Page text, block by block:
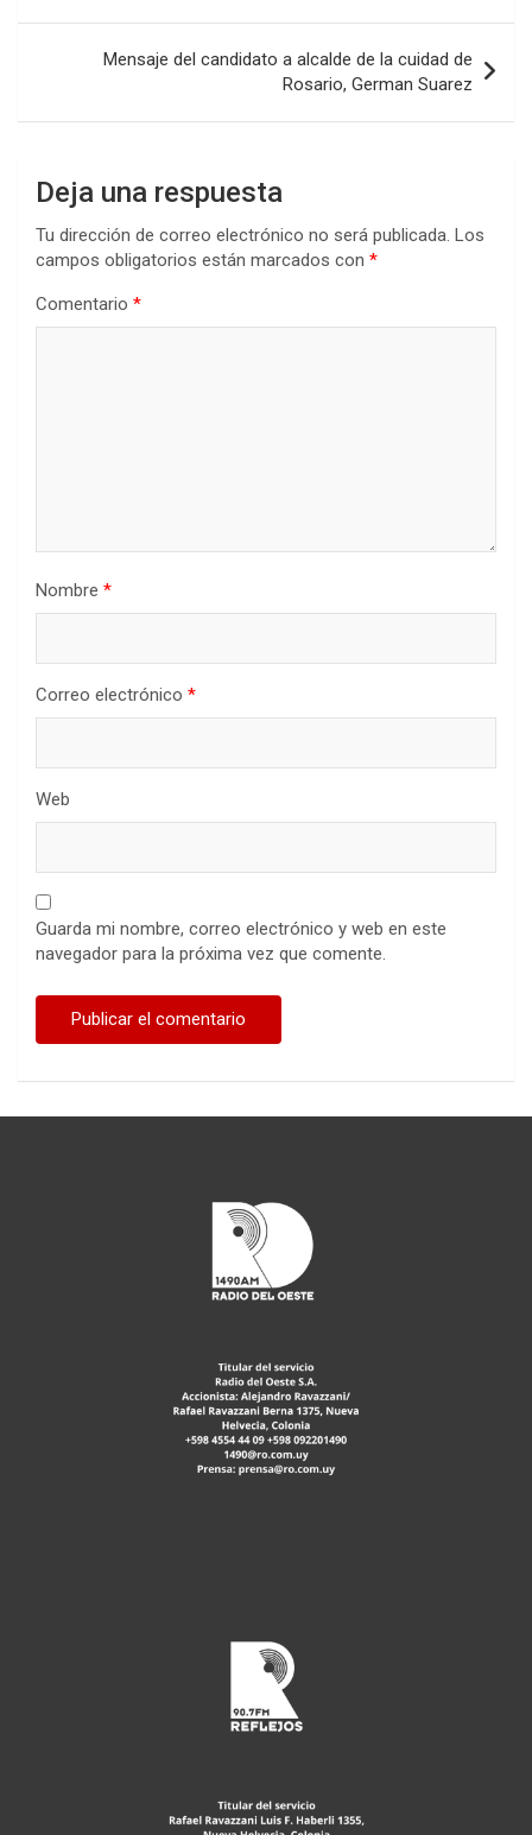
o
p
p
tir
entradas
Mensaje del candidato a alcalde de la cuidad de
Rosario, German Suarez
Deja una respuesta
Tu dirección de correo electrónico no será publicada. Los
campos obligatorios están marcados con *
Comentario *
Nombre *
Correo electrónico *
Web
Guarda mi nombre, correo electrónico y web en este
navegador para la próxima vez que comente.